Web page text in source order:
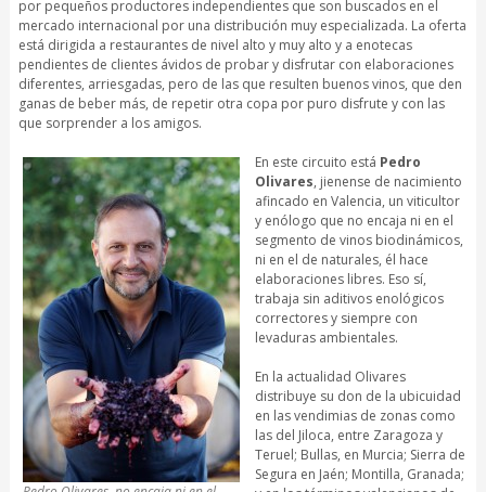
por pequeños productores independientes que son buscados en el
mercado internacional por una distribución muy especializada. La oferta
está dirigida a restaurantes de nivel alto y muy alto y a enotecas
pendientes de clientes ávidos de probar y disfrutar con elaboraciones
diferentes, arriesgadas, pero de las que resulten buenos vinos, que den
ganas de beber más, de repetir otra copa por puro disfrute y con las
que sorprender a los amigos.
En este circuito está Pedro
Olivares, jienense de nacimiento
afincado en Valencia, un viticultor
y enólogo que no encaja ni en el
segmento de vinos biodinámicos,
ni en el de naturales, él hace
elaboraciones libres. Eso sí,
trabaja sin aditivos enológicos
correctores y siempre con
levaduras ambientales.
En la actualidad Olivares
distribuye su don de la ubicuidad
en las vendimias de zonas como
las del Jiloca, entre Zaragoza y
Teruel; Bullas, en Murcia; Sierra de
Segura en Jaén; Montilla, Granada;